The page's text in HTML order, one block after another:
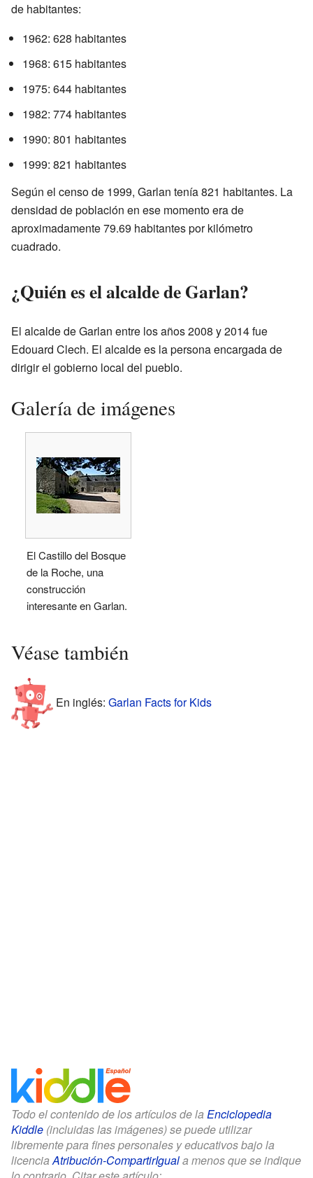
de habitantes:
1962: 628 habitantes
1968: 615 habitantes
1975: 644 habitantes
1982: 774 habitantes
1990: 801 habitantes
1999: 821 habitantes
Según el censo de 1999, Garlan tenía 821 habitantes. La
densidad de población en ese momento era de
aproximadamente 79.69 habitantes por kilómetro
cuadrado.
¿Quién es el alcalde de Garlan?
El alcalde de Garlan entre los años 2008 y 2014 fue
Edouard Clech. El alcalde es la persona encargada de
dirigir el gobierno local del pueblo.
Galería de imágenes
El Castillo del Bosque
de la Roche, una
construcción
interesante en Garlan.
Véase también
En inglés: Garlan Facts for Kids
Todo el contenido de los artículos de la Enciclopedia
Kiddle (incluidas las imágenes) se puede utilizar
libremente para fines personales y educativos bajo la
licenciaAtribución-CompartirIguala menos que se indique